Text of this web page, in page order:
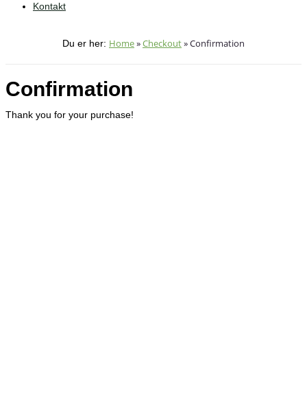
Kontakt
Du er her: Home»Checkout»Confirmation
Confirmation
Thank you for your purchase!